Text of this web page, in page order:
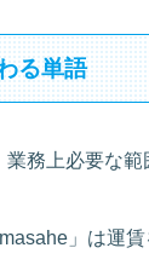
る単語
務上必要な範
」は運